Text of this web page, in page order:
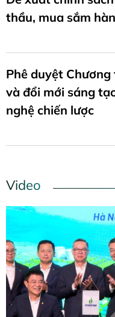
thầu, mua sắm
Phê duyệt
và đổi mới sáng
nghệ chiến lược
Video